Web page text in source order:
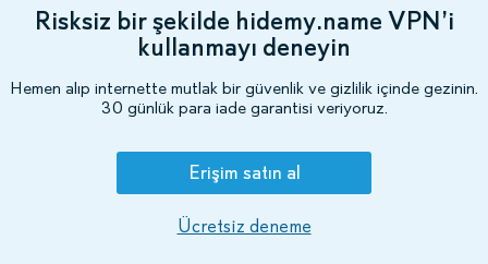
Risksiz bir şekilde hidemy.name VPN’i
kullanmayı deneyin
Hemen alıp internette mutlak bir güvenlik ve gizlilik içinde gezinin.
30 günlük para iade garantisi veriyoruz.
Erişim satın al
Ücretsiz deneme